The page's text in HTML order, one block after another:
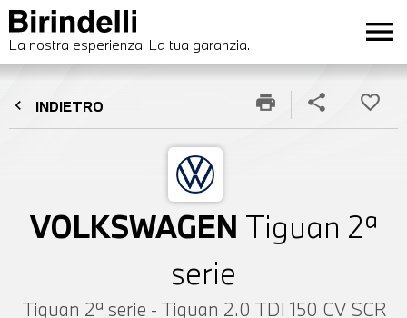
La nostra esperienza. La tua garanzia. menu
chevron_left INDIETRO
VOLKSWAGEN Tiguan 2ª
serie
Tiguan 2ª serie - Tiguan 2.0 TDI 150 CV SCR
print share favorite_border